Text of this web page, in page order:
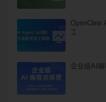
OpenClaw
企业级AI编